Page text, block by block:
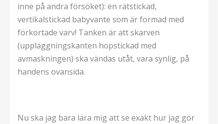
inne på andra försöket): en rätstickad,
vertikalstickad babyvante som är formad med
förkortade varv! Tanken är att skarven
(uppläggningskanten hopstickad med
avmaskningen) ska vändas utåt, vara synlig, på
handens ovansida.
Nu ska jag bara lära mig att se exakt hur jag gör